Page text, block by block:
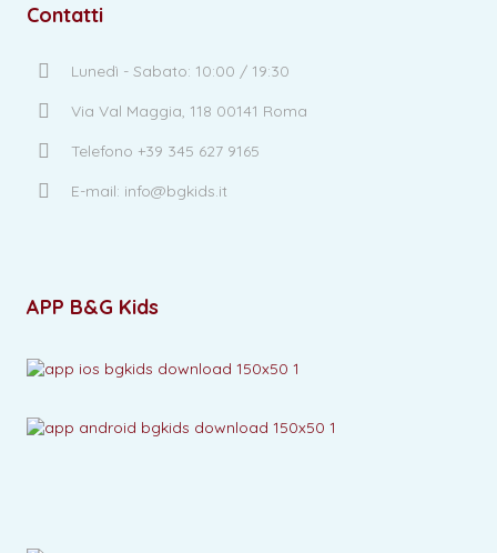
Contatti
Lunedì - Sabato: 10:00 / 19:30
Via Val Maggia, 118 00141 Roma
Telefono +39 345 627 9165
E-mail: info@bgkids.it
APP B&G Kids